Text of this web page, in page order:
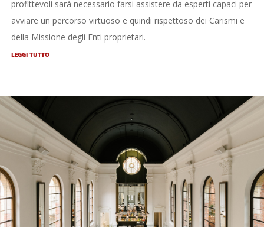
profittevoli sarà necessario farsi assistere da esperti capaci per
avviare un percorso virtuoso e quindi rispettoso dei Carismi e
della Missione degli Enti proprietari.
LEGGI TUTTO